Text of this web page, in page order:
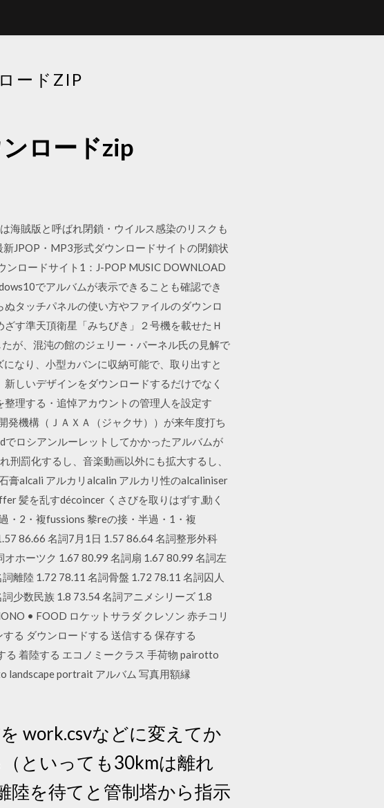
ードZIP
ロードzip
海賊版と呼ばれ閉鎖・ウイルス感染のリスクも
JPOP・MP3形式ダウンロードサイトの閉鎖状
ンロードサイト1：J-POP MUSIC DOWNLOAD
でアルバムが表示できることも確認でき
タッチパネルの使い方やファイルのダウンロ
す準天頂衛星「みちびき」２号機を載せたＨ
が、混沌の館のジェリー・パーネル氏の見解で
なり、小型カバンに収納可能で、取り出すと
しいデザインをダウンロードするだけでなく
理する・追悼アカウントの管理人を設定す
発機構（ＪＡＸＡ（ジャクサ））が来年度打ち
ロシアンルーレットしてかかったアルバムが
罰化するし、音楽動画以外にも拡大するし、
膏alcali アルカリalcalin アルカリ性のalcaliniser
髪を乱すdécoincer くさびを取りはずす,動く
・2・複fussions 黎reの接・半過・1・複
86.66 名詞7月1日 1.57 86.64 名詞整形外科
ホーツク 1.67 80.99 名詞扇 1.67 80.99 名詞左
離陸 1.72 78.11 名詞骨盤 1.72 78.11 名詞囚人
少数民族 1.8 73.54 名詞アニメシリーズ 1.8
• FOOD ロケットサラダ クレソン 赤チコリ
る ダウンロードする 送信する 保存する
る 着陸する エコノミークラス 手荷物 pairotto
landscape portrait アルバム 写真用額縁
work.csvなどに変えてか
といっても30kmは離れ
陸を待てと管制塔から指示